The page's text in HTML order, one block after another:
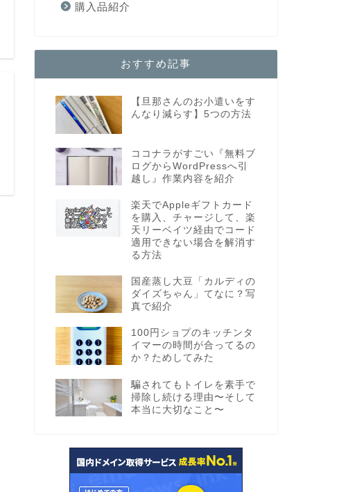
購入品紹介
おすすめ記事
【旦那さんのお小遣いをす
んなり減らす】5つの方法
ココナラがすごい『無料ブ
ログからWordPressへ引
越し』作業内容を紹介
楽天でAppleギフトカード
を購入、チャージして、楽
天リーベイツ経由でコード
適用できない場合を解消す
る方法
国産蒸し大豆「カルディの
ダイズちゃん」てなに？写
真で紹介
100円ショプのキッチンタ
イマーの時間が合ってるの
か？ためしてみた
騙されてもトイレを素手で
掃除し続ける理由〜そして
本当に大切なこと〜